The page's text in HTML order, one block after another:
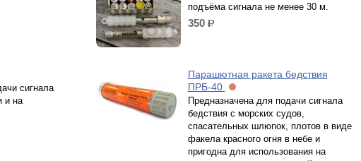
подъёма сигнала не менее 30 м.
350 р.
сигнала
и на
Парашютная ракета бедствия
ПРБ-40
Предназначена для подачи сигнала
бедствия с морских судов,
спасательных шлюпок, плотов в виде
факела красного огня в небе и
пригодна для использования на